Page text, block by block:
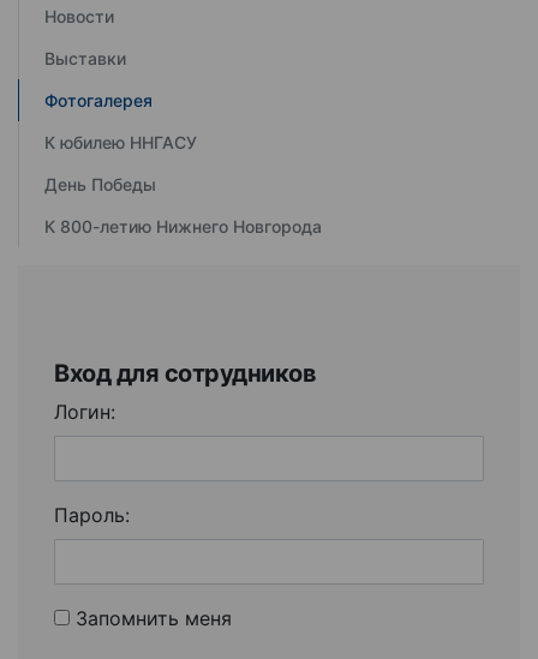
Новости
Выставки
Фотогалерея
К юбилею ННГАСУ
День Победы
К 800-летию Нижнего Новгорода
Вход для сотрудников
Логин:
Пароль:
Запомнить меня